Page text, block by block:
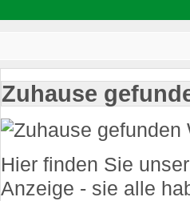
Zuhause
Hier finden Sie
Anzeige - sie alle